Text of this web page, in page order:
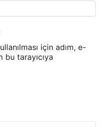
için adım, e-
tarayıcıya